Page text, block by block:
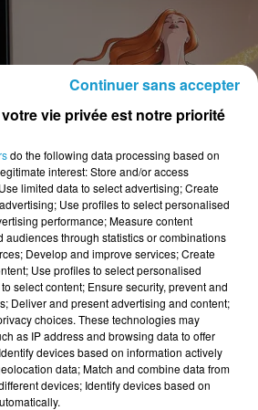
vie privée est notre priorité
do the following data processing based on
interest: Store and/or access
limited data to select advertising; Create
Use profiles to select personalised
performance; Measure content
audiences through statistics or combinations
Develop and improve services; Create
Use profiles to select personalised
select content; Ensure security, prevent and
Deliver and present advertising and content;
choices. These technologies may
as IP address and browsing data to offer
devices based on information actively
data; Match and combine data from
devices; Identify devices based on
Continuer sans accepter